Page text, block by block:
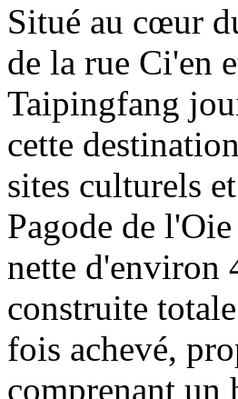
Situé au cœur
de la rue Ci'en
Taipingfang
cette
sites culturels
Pagode de
nette d'environ
construite
fois achevé,
comprenant un